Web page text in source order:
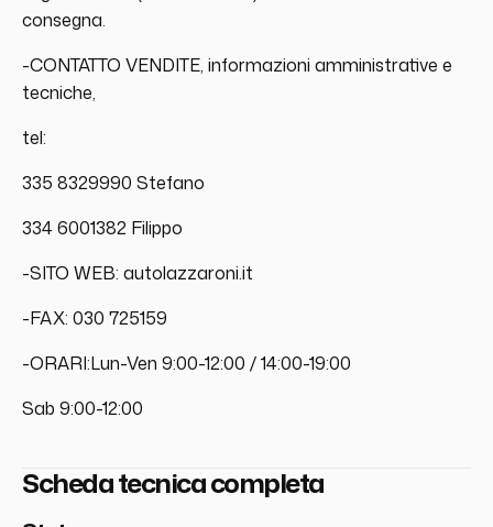
consegna.
-CONTATTO VENDITE, informazioni amministrative e
tecniche,
tel:
335 8329990 Stefano
334 6001382 Filippo
-SITO WEB: autolazzaroni.it
-FAX: 030 725159
-ORARI:Lun-Ven 9:00-12:00 / 14:00-19:00
Sab 9:00-12:00
Scheda tecnica completa